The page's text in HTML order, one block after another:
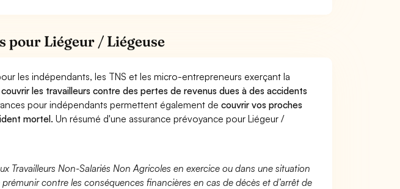
pour Liégeur / Liégeuse
les indépendants, les TNS et les micro-entrepreneurs exerçant la
couvrir les travailleurs contre des pertes de revenus dues à des accidents
pour indépendants permettent également decouvrir vos proches
mortel. Un résumé d'une assurance prévoyance pour Liégeur /
Travailleurs Non-Salariés Non Agricoles en exercice ou dans une situation
contre les conséquences financières en cas de décès et d’arrêt de